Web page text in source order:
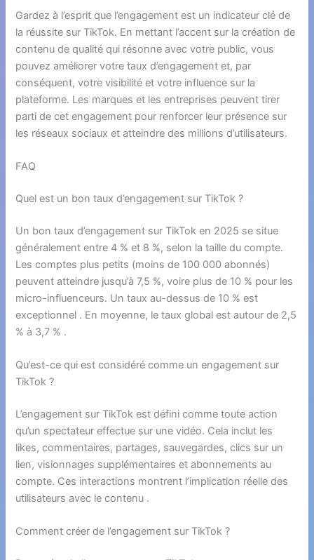
Gardez à l’esprit que l’engagement est un indicateur clé de
la réussite sur TikTok. En mettant l’accent sur la création de
contenu de qualité qui résonne avec votre public, vous
pouvez améliorer votre taux d’engagement et, par
conséquent, votre visibilité et votre influence sur la
plateforme. Les marques et les entreprises peuvent tirer
parti de cet engagement pour renforcer leur présence sur
les réseaux sociaux et atteindre des millions d’utilisateurs.
FAQ
Quel est un bon taux d’engagement sur TikTok ?
Un bon taux d’engagement sur TikTok en 2025 se situe
généralement entre 4 % et 8 %, selon la taille du compte.
Les comptes plus petits (moins de 100 000 abonnés)
peuvent atteindre jusqu’à 7,5 %, voire plus de 10 % pour les
micro-influenceurs. Un taux au-dessus de 10 % est
exceptionnel . En moyenne, le taux global est autour de 2,5
% à 3,7 % .
Qu’est-ce qui est considéré comme un engagement sur
TikTok ?
L’engagement sur TikTok est défini comme toute action
qu’un spectateur effectue sur une vidéo. Cela inclut les
likes, commentaires, partages, sauvegardes, clics sur un
lien, visionnages supplémentaires et abonnements au
compte. Ces interactions montrent l’implication réelle des
utilisateurs avec le contenu .
Comment créer de l’engagement sur TikTok ?